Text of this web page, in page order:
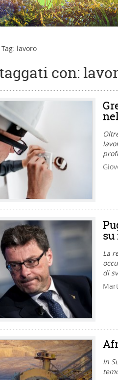
Tag: lavoro
con:
La
di
In